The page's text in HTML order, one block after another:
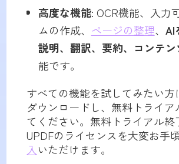
高度な機能: OCR機能、入力
ムの作成、 ページの整理、 AI
説明、翻訳、要約、コンテ
能です。
すべての機能を試してみたい方
ダウンロードし、無料トライア
てください。無料トライアル終
UPDFのライセンスを大変お手
入いただけます。